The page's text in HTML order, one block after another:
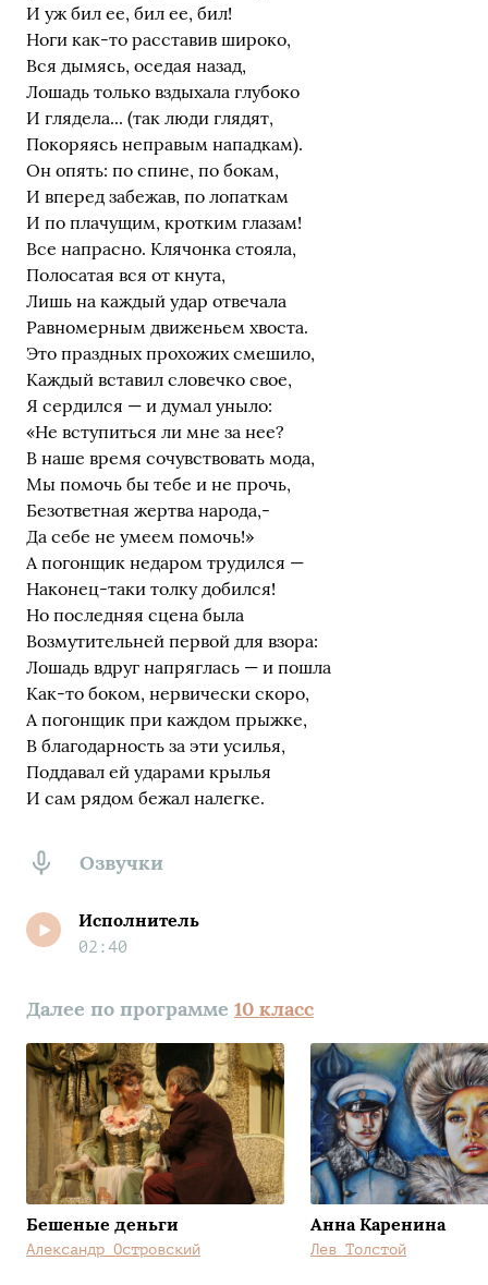
И уж бил ее, бил ее, бил!
Ноги как-то расставив широко,
Вся дымясь, оседая назад,
Лошадь только вздыхала глубоко
И глядела... (так люди глядят,
Покоряясь неправым нападкам).
Он опять: по спине, по бокам,
И вперед забежав, по лопаткам
И по плачущим, кротким глазам!
Все напрасно. Клячонка стояла,
Полосатая вся от кнута,
Лишь на каждый удар отвечала
Равномерным движеньем хвоста.
Это праздных прохожих смешило,
Каждый вставил словечко свое,
Я сердился — и думал уныло:
«Не вступиться ли мне за нее?
В наше время сочувствовать мода,
Мы помочь бы тебе и не прочь,
Безответная жертва народа,-
Да себе не умеем помочь!»
А погонщик недаром трудился —
Наконец-таки толку добился!
Но последняя сцена была
Возмутительней первой для взора:
Лошадь вдруг напряглась — и пошла
Как-то боком, нервически скоро,
А погонщик при каждом прыжке,
В благодарность за эти усилья,
Поддавал ей ударами крылья
И сам рядом бежал налегке.
Озвучки
Исполнитель
02:40
Далее по программе 10 класс
Бешеные деньги
Александр Островский
Анна Каренина
Лев Толстой